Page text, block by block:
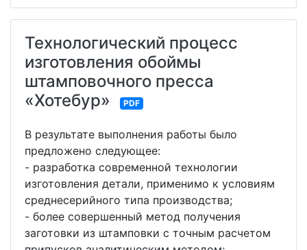
Технологический процесс
изготовления обоймы
штамповочного пресса
«Хотебур»
PDF
В результате выполнения работы было
предложено следующее:
- разработка современной технологии
изготовления детали, применимо к условиям
среднесерийного типа производства;
- более совершенный метод получения
заготовки из штамповки с точным расчетом